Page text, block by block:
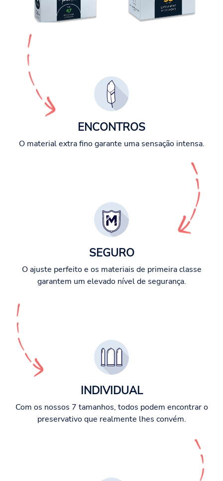
ENCONTROS
O material extra fino garante uma sensação intensa.
SEGURO
O ajuste perfeito e os materiais de primeira classe
garantem um elevado nível de segurança.
INDIVIDUAL
Com os nossos 7 tamanhos, todos podem encontrar o
preservativo que realmente lhes convém.